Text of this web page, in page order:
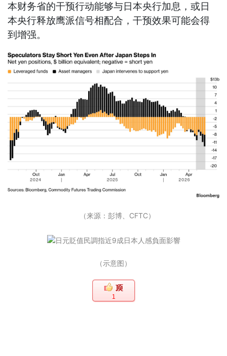
本财务省的干预行动能够与日本央行加息，或日
本央行释放鹰派信号相配合，干预效果可能会得
到增强。
（来源：彭博、CFTC）
（示意图）
1